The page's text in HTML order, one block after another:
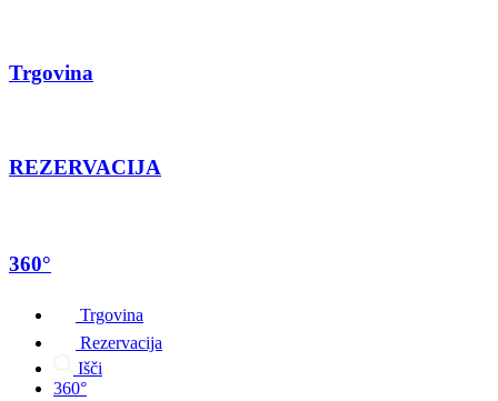
Trgovina
REZERVACIJA
360°
Trgovina
Rezervacija
Išči
360°